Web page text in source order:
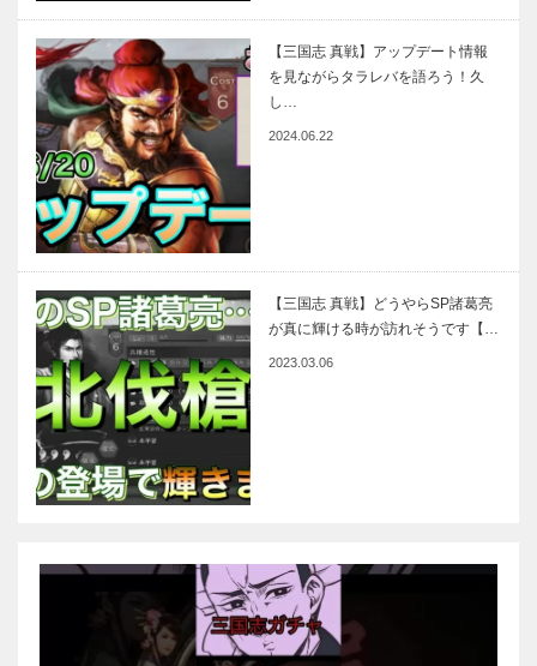
【三国志 真戦】アップデート情報
を見ながらタラレバを語ろう！久
し…
2024.06.22
【三国志 真戦】どうやらSP諸葛亮
が真に輝ける時が訪れそうです【…
2023.03.06